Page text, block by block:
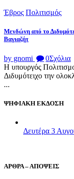
Έβρος Πολιτισμός
Μενδώνη από το
Βαγιαζήτ
by gnomi 0Σχόλια
Η υπουργός
Διδυμότειχο την
...
ΨΗΦΙΑΚΗ ΕΚΔΟΣΗ
Δευτέρα 3
ΑΡΘΡΑ – ΑΠΟΨΕΙΣ